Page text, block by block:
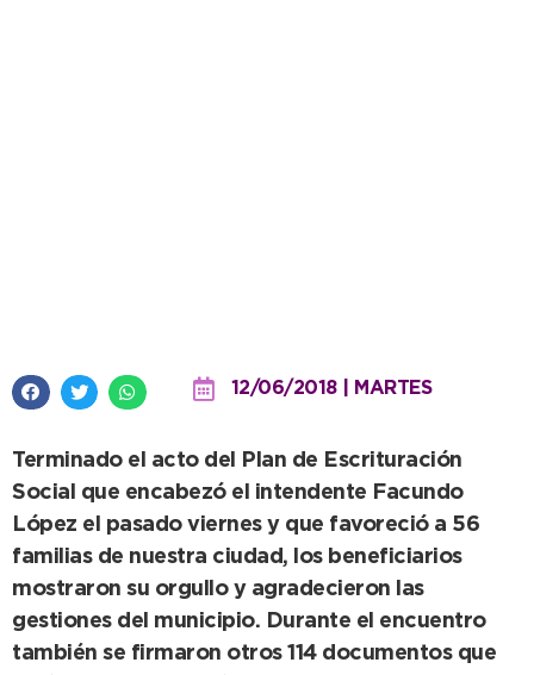
12/06/2018 | MARTES
Terminado el acto del Plan de Escrituración
Social que encabezó el intendente Facundo
López el pasado viernes y que favoreció a 56
familias de nuestra ciudad, los beneficiarios
mostraron su orgullo y agradecieron las
gestiones del municipio. Durante el encuentro
también se firmaron otros 114 documentos que